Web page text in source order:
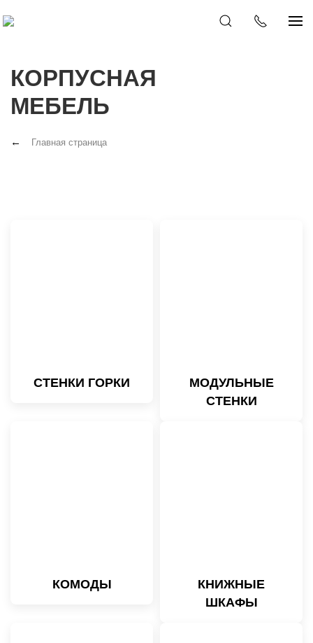
КОРПУСНАЯ
МЕБЕЛЬ
Главная страница
СТЕНКИ ГОРКИ
МОДУЛЬНЫЕ
СТЕНКИ
КОМОДЫ
КНИЖНЫЕ
ШКАФЫ